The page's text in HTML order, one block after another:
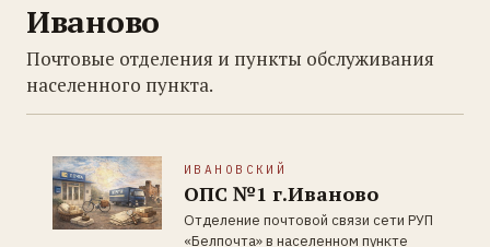
Иваново
Почтовые отделения и пункты обслуживания
населенного пункта.
ИВАНОВСКИЙ
ОПС №1 г.Иваново
Отделение почтовой связи сети РУП
«Белпочта» в населенном пункте